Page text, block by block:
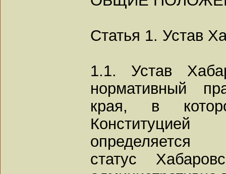
Статья 1. Устав
1.1. Устав
нормативный
края, в
Конституцией
определяется
статус